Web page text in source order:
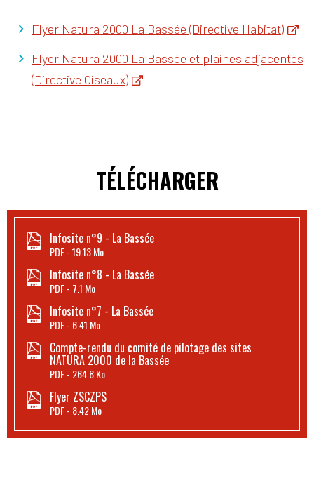
Flyer Natura 2000 La Bassée (Directive Habitat)
Flyer Natura 2000 La Bassée et plaines adjacentes
(Directive Oiseaux)
TÉLÉCHARGER
Infosite n°9 - La Bassée
PDF 19.13 Mo
Infosite n°8 - La Bassée
PDF 7.1 Mo
Infosite n°7 - La Bassée
PDF 6.41 Mo
Compte-rendu du comité de pilotage des sites
NATURA 2000 de la Bassée
PDF 264.8 Ko
Flyer ZSCZPS
PDF 8.42 Mo